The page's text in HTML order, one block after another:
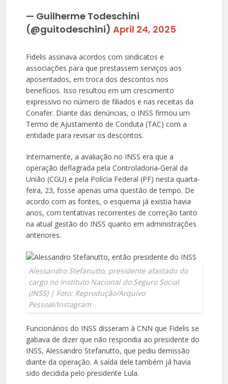
— Guilherme Todeschini
(@guitodeschini)April 24, 2025
Fidelis assinava acordos com sindicatos e
associações para que prestassem serviços aos
aposentados, em troca dos descontos nos
benefícios. Isso resultou em um crescimento
expressivo no número de filiados e nas receitas da
Conafer. Diante das denúncias, o INSS firmou um
Termo de Ajustamento de Conduta (TAC) com a
entidade para revisar os descontos.
Internamente, a avaliação no INSS era que a
operação deflagrada pela Controladoria-Geral da
União (CGU) e pela Polícia Federal (PF) nesta quarta-
feira, 23, fosse apenas uma questão de tempo. De
acordo com as fontes, o esquema já existia havia
anos, com tentativas recorrentes de correção tanto
na atual gestão do INSS quanto em administrações
anteriores.
Alessandro Stefanutto, presidente afastado do
cargo no Instituto Nacional do Seguro Social
(INSS) | Foto: Reprodução/Arquivo
Pessoal/Instagram
Funcionários do INSS disseram à CNN que Fidelis se
gabava de dizer que não respondia ao presidente do
INSS, Alessandro Stefanutto, que pediu demissão
diante da operação. A saída dele também já havia
sido decidida pelo presidente Lula.